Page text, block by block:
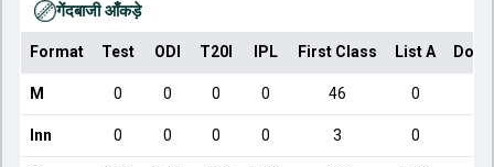
गेंदबाजी आँकड़े
Format Test ODI T20I IPL First Class List A
M 0 0 0 0 46 0
Inn 0 0 0 0 3 0